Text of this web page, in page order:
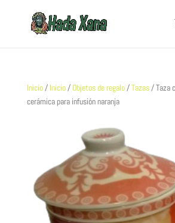
Inicio/ Inicio/ Objetos de regalo/Tazas/ Taza
cerámica para infusión naranja